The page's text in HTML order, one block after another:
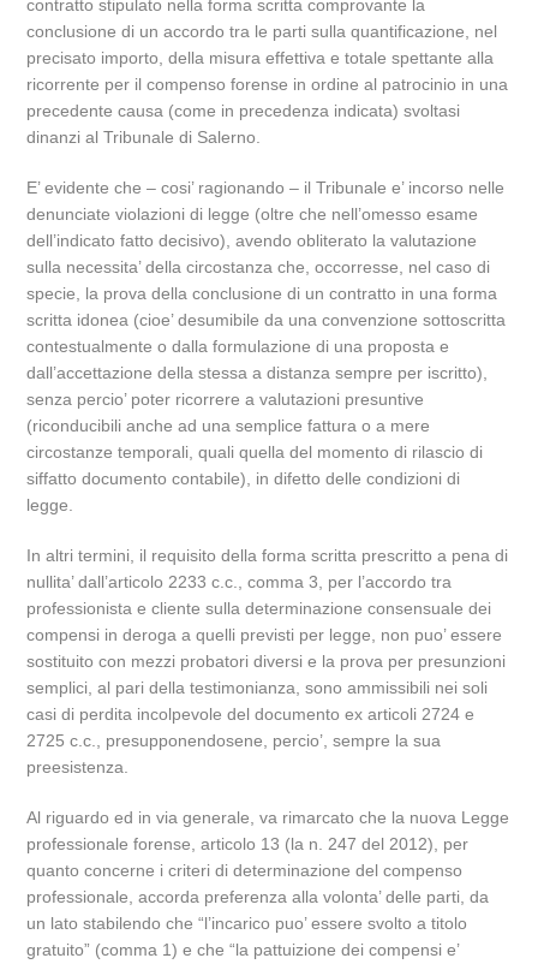
contratto stipulato nella forma scritta comprovante la
conclusione di un accordo tra le parti sulla quantificazione, nel
precisato importo, della misura effettiva e totale spettante alla
ricorrente per il compenso forense in ordine al patrocinio in una
precedente causa (come in precedenza indicata) svoltasi
dinanzi al Tribunale di Salerno.
E’ evidente che – cosi’ ragionando – il Tribunale e’ incorso nelle
denunciate violazioni di legge (oltre che nell’omesso esame
dell’indicato fatto decisivo), avendo obliterato la valutazione
sulla necessita’ della circostanza che, occorresse, nel caso di
specie, la prova della conclusione di un contratto in una forma
scritta idonea (cioe’ desumibile da una convenzione sottoscritta
contestualmente o dalla formulazione di una proposta e
dall’accettazione della stessa a distanza sempre per iscritto),
senza percio’ poter ricorrere a valutazioni presuntive
(riconducibili anche ad una semplice fattura o a mere
circostanze temporali, quali quella del momento di rilascio di
siffatto documento contabile), in difetto delle condizioni di
legge.
In altri termini, il requisito della forma scritta prescritto a pena di
nullita’ dall’articolo 2233 c.c., comma 3, per l’accordo tra
professionista e cliente sulla determinazione consensuale dei
compensi in deroga a quelli previsti per legge, non puo’ essere
sostituito con mezzi probatori diversi e la prova per presunzioni
semplici, al pari della testimonianza, sono ammissibili nei soli
casi di perdita incolpevole del documento ex articoli 2724 e
2725 c.c., presupponendosene, percio’, sempre la sua
preesistenza.
Al riguardo ed in via generale, va rimarcato che la nuova Legge
professionale forense, articolo 13 (la n. 247 del 2012), per
quanto concerne i criteri di determinazione del compenso
professionale, accorda preferenza alla volonta’ delle parti, da
un lato stabilendo che “l’incarico puo’ essere svolto a titolo
gratuito” (comma 1) e che “la pattuizione dei compensi e’